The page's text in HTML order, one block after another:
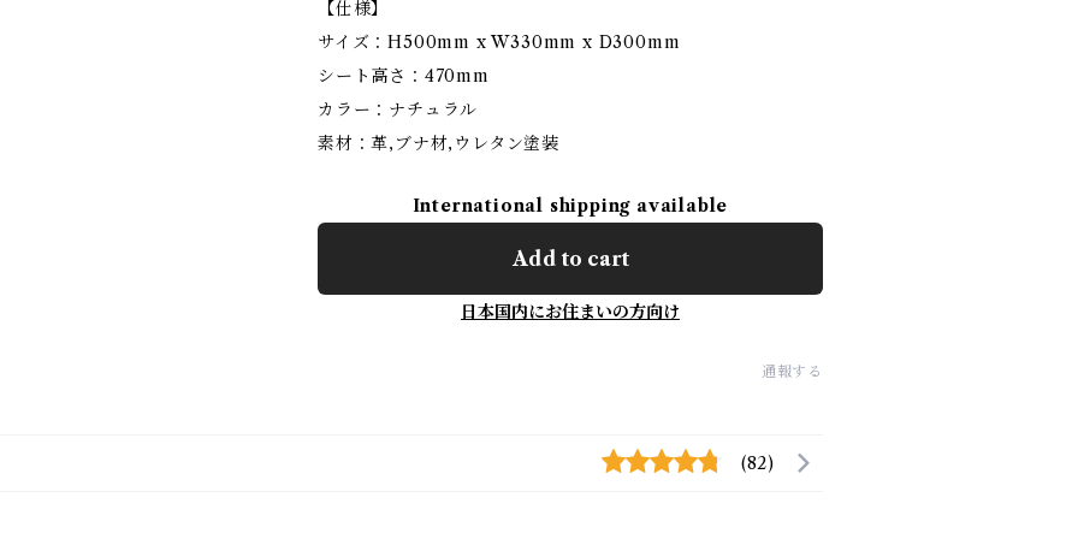
【仕様】
サイズ：H500mm x W330mm x D300mm
シート高さ：470mm
カラー：ナチュラル
素材：革,ブナ材,ウレタン塗装
International shipping available
Add to cart
日本国内にお住まいの方向け
通報する
(82)